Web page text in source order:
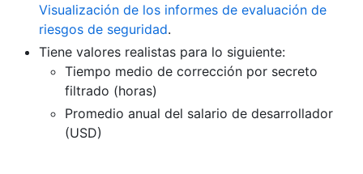
Visualización de los informes de evaluación de
riesgos de seguridad.
Tiene valores realistas para lo siguiente:
Tiempo medio de corrección por secreto
filtrado (horas)
Promedio anual del salario de desarrollador
(USD)